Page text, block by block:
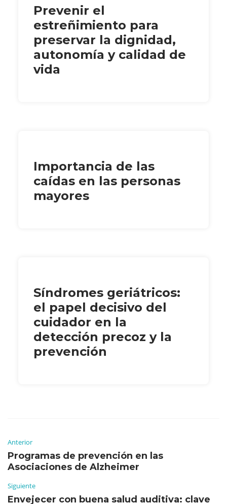
Prevenir el
estreñimiento para
preservar la dignidad,
autonomía y calidad de
vida
Importancia de las
caídas en las personas
mayores
Síndromes geriátricos:
el papel decisivo del
cuidador en la
detección precoz y la
prevención
Anterior
Programas de prevención en las
Asociaciones de Alzheimer
Siguiente
Envejecer con buena salud auditiva: clave